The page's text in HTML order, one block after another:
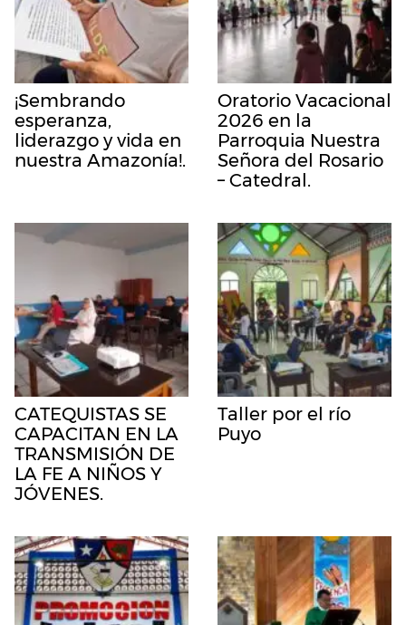
¡Sembrando
esperanza,
liderazgo y vida en
nuestra Amazonía!.
Oratorio Vacacional
2026 en la
Parroquia Nuestra
Señora del Rosario
– Catedral.
CATEQUISTAS SE
CAPACITAN EN LA
TRANSMISIÓN DE
LA FE A NIÑOS Y
JÓVENES.
Taller por el río
Puyo